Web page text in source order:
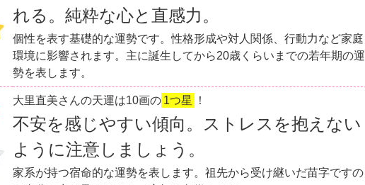
れる。純粋な心と直感力。
個性を表す基礎的な運勢です。性格形成や対人関係、行動力など家庭
環境に影響されます。主に誕生してから20歳くらいまでの若年期の運
勢を表します。
大里直美さんの天運は10画の 1つ星 ！
不安を感じやすい傾向。ストレスを抱えない
ように注意しましょう。
家系が持つ宿命的な運勢を表します。祖先から受け継いだ苗字ですの